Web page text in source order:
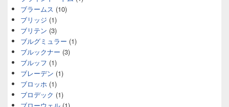
ブラームス (10)
ブリッジ (1)
ブリテン (3)
ブルグミュラー (1)
ブルックナー (3)
ブルッフ (1)
ブレーデン (1)
ブロッホ (1)
ブロデック (1)